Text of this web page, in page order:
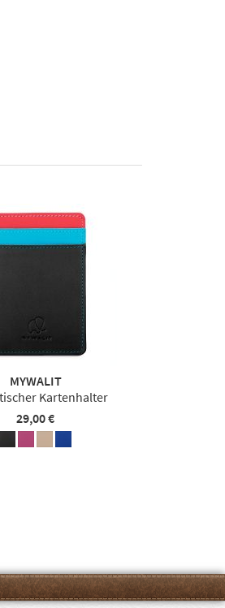
MYWALIT
Kartenhalter
29,00 €